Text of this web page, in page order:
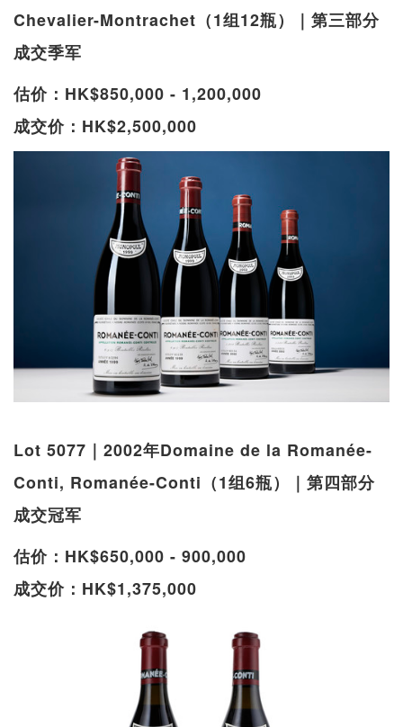
Chevalier-Montrachet（1组12瓶）｜第三部分
成交季军
估价：HK$850,000 - 1,200,000
成交价：HK$2,500,000
Lot 5077｜2002年Domaine de la Romanée-
Conti, Romanée-Conti（1组6瓶）｜第四部分
成交冠军
估价：HK$650,000 - 900,000
成交价：HK$1,375,000